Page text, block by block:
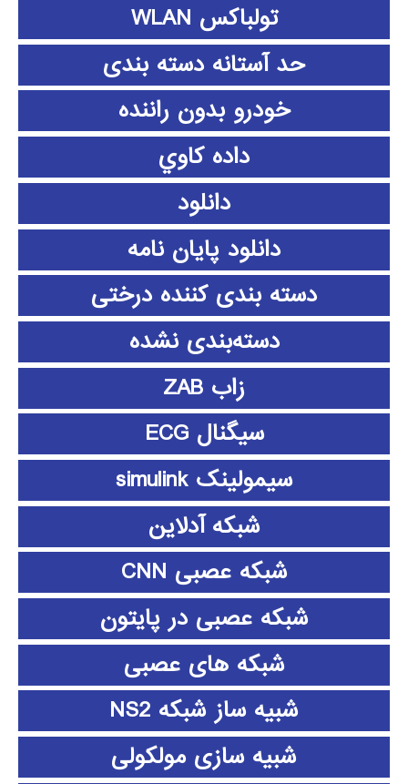
تولباکس WLAN
حد آستانه دسته بندی
خودرو بدون راننده
داده كاوي
دانلود
دانلود پايان نامه
دسته بندی کننده درختی
دسته‌بندی نشده
زاب ZAB
سیگنال ECG
سیمولینک simulink
شبکه آدلاین
شبکه عصبی CNN
شبکه عصبی در پایتون
شبکه های عصبی
شبیه ساز شبکه NS2
شبیه سازی مولکولی